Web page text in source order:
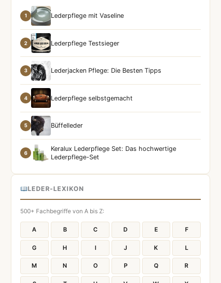
1 Lederpflege mit Vaseline
2 Lederpflege Testsieger
3 Lederjacken Pflege: Die Besten Tipps
4 Lederpflege selbstgemacht
5 Büffelleder
6
Keralux Lederpflege Set: Das hochwertige
Lederpflege-Set
LEDER-LEXIKON
500+ Fachbegriffe von A bis Z:
A B C D E F
G H I J K L
M N O P Q R